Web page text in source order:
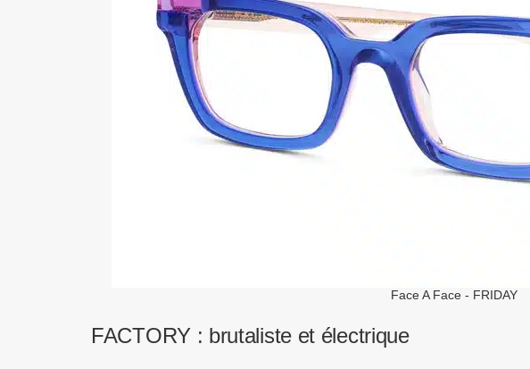
Face A Face - FRIDAY
FACTORY : brutaliste et électrique